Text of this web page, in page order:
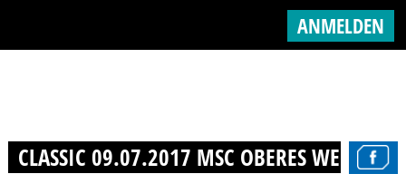
ANMELDEN
CLASSIC 09.07.2017 MSC OBERES